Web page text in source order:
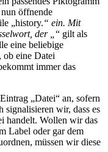
öffnende
„history.“ ein. Mit
der „ “ gilt als
eine beliebige
ob eine Datei
immer das
„Datei“ an, sofern
signalisieren wir, dass es
handelt. Wollen wir das
Label oder gar dem
müssen wir diese